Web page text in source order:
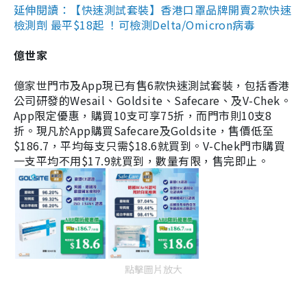
延伸閱讀：【快速測試套裝】香港口罩品牌開賣2款快速
檢測劑 最平$18起 ！可檢測Delta/Omicron病毒
億世家
億家世門市及App現已有售6款快速測試套裝，包括香港
公司研發的Wesail、Goldsite、Safecare、及V-Chek。
App限定優惠，購買10支可享75折，而門市則10支8
折。現凡於App購買Safecare及Goldsite，售價低至
$186.7，平均每支只需$18.6就買到。V-Chek門市購買
一支平均不用$17.9就買到，數量有限，售完即止。
點擊圖片放大